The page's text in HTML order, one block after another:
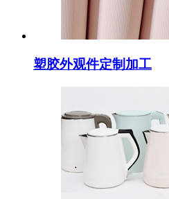
塑胶外观件定制加工